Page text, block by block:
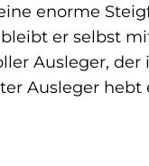
enorme
er selbst
Ausleger,
Ausleger